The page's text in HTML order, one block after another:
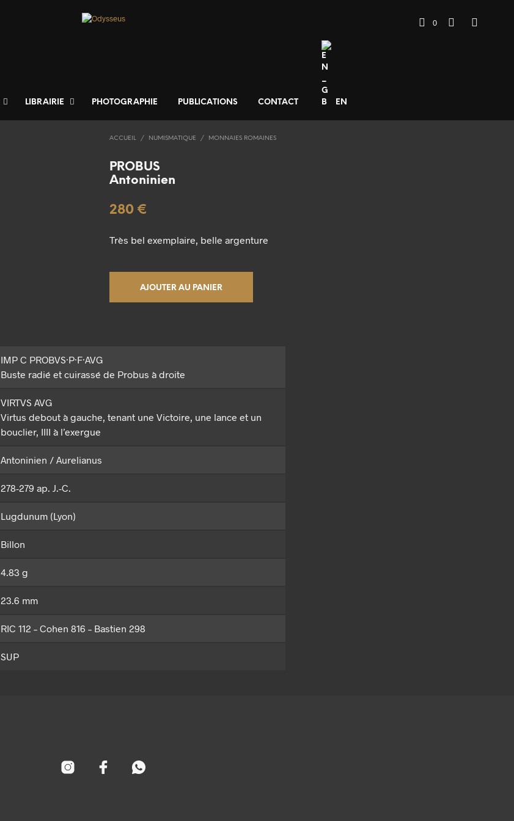
LIBRAIRIE PHOTOGRAPHIE PUBLICATIONS CONTACT EN
0
ACCUEIL / NUMISMATIQUE / MONNAIES ROMAINES
PROBUS
Antoninien
280 €
Très bel exemplaire, belle argenture
AJOUTER AU PANIER
IMP C PROBVS·P·F·AVG
Buste radié et cuirassé de Probus à droite
VIRTVS AVG
Virtus debout à gauche, tenant une Victoire, une lance et un
bouclier, IIII à l’exergue
Antoninien / Aurelianus
278-279 ap. J.-C.
Lugdunum (Lyon)
Billon
4.83 g
23.6 mm
RIC 112 – Cohen 816 – Bastien 298
SUP